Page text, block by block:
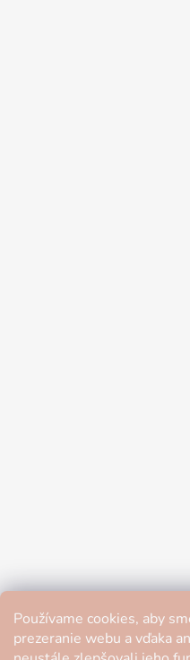
Používame cookies, aby
prezeranie webu a vďaka